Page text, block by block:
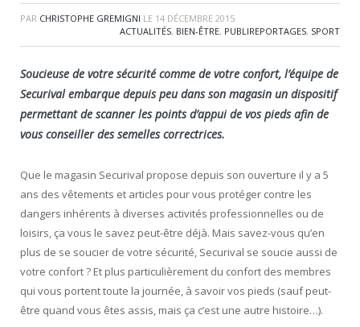
PAR CHRISTOPHE GREMIGNI LE 14 DÉCEMBRE 2015
ACTUALITÉS, BIEN-ÊTRE, PUBLIREPORTAGES, SPORT
Soucieuse de votre sécurité comme de votre confort, l’équipe de
Securival embarque depuis peu dans son magasin un dispositif
permettant de scanner les points d’appui de vos pieds afin de
vous conseiller des semelles correctrices.
Que le magasin Securival propose depuis son ouverture il y a 5
ans des vêtements et articles pour vous protéger contre les
dangers inhérents à diverses activités professionnelles ou de
loisirs, ça vous le savez peut-être déjà. Mais savez-vous qu’en
plus de se soucier de votre sécurité, Securival se soucie aussi de
votre confort ? Et plus particulièrement du confort des membres
qui vous portent toute la journée, à savoir vos pieds (sauf peut-
être quand vous êtes assis, mais ça c’est une autre histoire…).